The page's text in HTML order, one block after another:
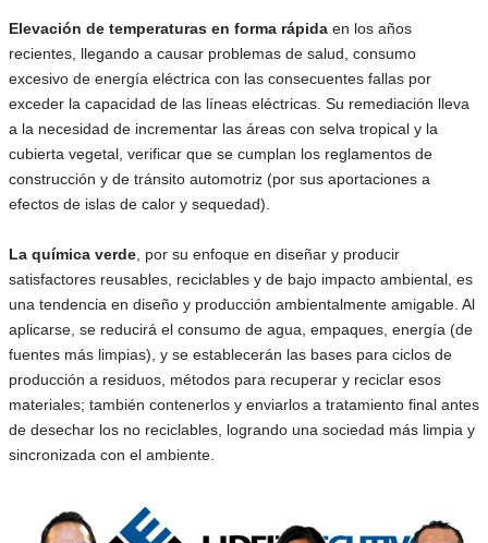
Elevación de temperaturas en forma rápida en los años
recientes, llegando a causar problemas de salud, consumo
excesivo de energía eléctrica con las consecuentes fallas por
exceder la capacidad de las líneas eléctricas. Su remediación lleva
a la necesidad de incrementar las áreas con selva tropical y la
cubierta vegetal, verificar que se cumplan los reglamentos de
construcción y de tránsito automotriz (por sus aportaciones a
efectos de islas de calor y sequedad).
La química verde , por su enfoque en diseñar y producir
satisfactores reusables, reciclables y de bajo impacto ambiental, es
una tendencia en diseño y producción ambientalmente amigable. Al
aplicarse, se reducirá el consumo de agua, empaques, energía (de
fuentes más limpias), y se establecerán las bases para ciclos de
producción a residuos, métodos para recuperar y reciclar esos
materiales; también contenerlos y enviarlos a tratamiento final antes
de desechar los no reciclables, logrando una sociedad más limpia y
sincronizada con el ambiente.